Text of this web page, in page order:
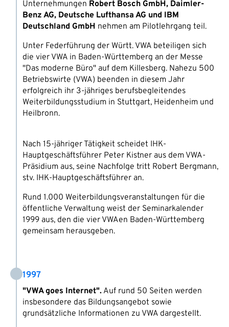
Unternehmungen Robert Bosch GmbH, Daimler-
Benz AG, Deutsche Lufthansa AG und IBM
Deutschland GmbH nehmen am Pilotlehrgang teil.
Unter Federführung der Württ. VWA beteiligen sich
die vier VWA in Baden-Württemberg an der Messe
"Das moderne Büro" auf dem Killesberg. Nahezu 500
Betriebswirte (VWA) beenden in diesem Jahr
erfolgreich ihr 3-jähriges berufsbegleitendes
Weiterbildungsstudium in Stuttgart, Heidenheim und
Heilbronn.
Nach 15-jähriger Tätigkeit scheidet IHK-
Hauptgeschäftsführer Peter Kistner aus dem VWA-
Präsidium aus, seine Nachfolge tritt Robert Bergmann,
stv. IHK-Hauptgeschäftsführer an.
Rund 1.000 Weiterbildungsveranstaltungen für die
öffentliche Verwaltung weist der Seminarkalender
1999 aus, den die vier VWAen Baden-Württemberg
gemeinsam herausgeben.
1997
"VWA goes Internet". Auf rund 50 Seiten werden
insbesondere das Bildungsangebot sowie
grundsätzliche Informationen zu VWA dargestellt.